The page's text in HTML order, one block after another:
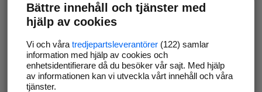
Bättre innehåll och tjänster med
hjälp av cookies
Vi och våra tredjepartsleverantörer(122) samlar
information med hjälp av cookies och
enhetsidentifierare då du besöker vår sajt. Med hjälp
av informationen kan vi utveckla vårt innehåll och våra
tjänster.